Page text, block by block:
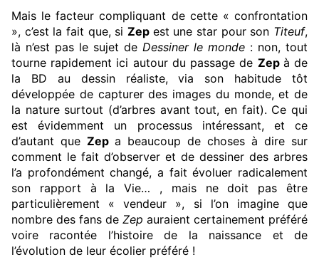
Mais le facteur compliquant de cette « confrontation
», c’est la fait que, si Zep est une star pour son Titeuf,
là n’est pas le sujet de Dessiner le monde : non, tout
tourne rapidement ici autour du passage de Zep à de
la BD au dessin réaliste, via son habitude tôt
développée de capturer des images du monde, et de
la nature surtout (d’arbres avant tout, en fait). Ce qui
est évidemment un processus intéressant, et ce
d’autant que Zep a beaucoup de choses à dire sur
comment le fait d’observer et de dessiner des arbres
l’a profondément changé, a fait évoluer radicalement
son rapport à la Vie… , mais ne doit pas être
particulièrement « vendeur », si l’on imagine que
nombre des fans de Zep auraient certainement préféré
voire racontée l’histoire de la naissance et de
l’évolution de leur écolier préféré !